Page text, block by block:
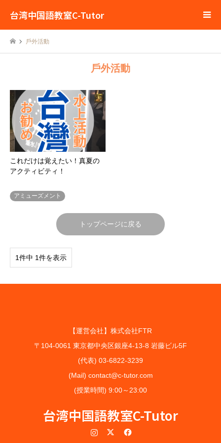
台湾中国語教室C-Tutor
戶外活動
戶外活動
これだけは覚えたい！真夏の
アクティビティ！
アミューズメント
トップページに戻る
1件中 1件を表示
【運営会社】株式会社FTR
〒104-0061 東京都中央区銀座4-13-8 岩藤ビル5F
(代表) 03-6822-3239
(Mail) contact@c-tutor.com
(授業時間) 9:00～23:00
台湾中国語教室C-Tutor